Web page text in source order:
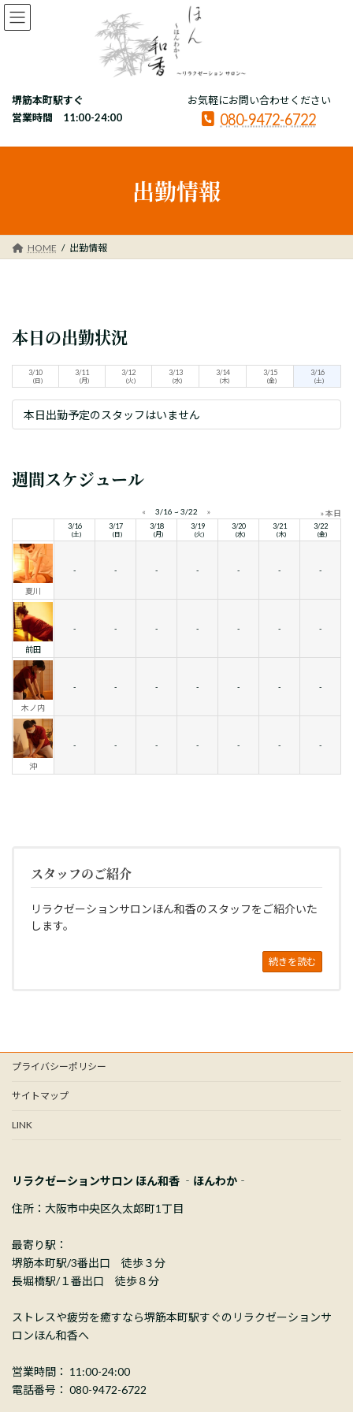
コ
ン
プ
ナ
ビ
動
堺筋本町駅すぐ
営業時間 11:00-24:00
お気軽にお問い合わせください
080-9472-6722
出勤情報
HOME 出勤情報
本日の出勤状況
3/10
(日)
3/11
(月)
3/12
(火)
3/13
(水)
3/14
(木)
3/15
(金)
3/16
(土)
本日出勤予定のスタッフはいません
週間スケジュール
« 3/16 ~ 3/22 » » 本日
3/16
(土)
3/17
(日)
3/18
(月)
3/19
(火)
3/20
(水)
3/21
(木)
3/22
(金)
夏川
- - - - - - -
前田
- - - - - - -
木ノ内
- - - - - - -
沖
- - - - - - -
スタッフのご紹介
リラクゼーションサロンほん和香のスタッフをご紹介いた
します。
続きを読む
プライバシーポリシー
サイトマップ
LINK
リラクゼーションサロン ほん和香 ‐ほんわか‐
住所：大阪市中央区久太郎町1丁目
最寄り駅：
堺筋本町駅/3番出口 徒歩３分
長堀橋駅/１番出口 徒歩８分
ストレスや疲労を癒すなら堺筋本町駅すぐのリラクゼーションサ
ロンほん和香へ
営業時間： 11:00-24:00
電話番号： 080-9472-6722